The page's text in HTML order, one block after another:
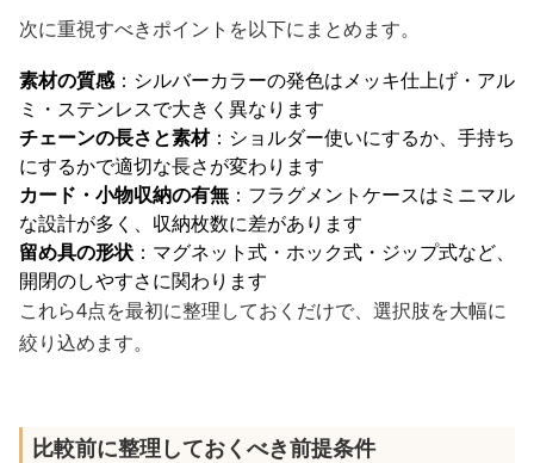
次に重視すべきポイントを以下にまとめます。
素材の質感：シルバーカラーの発色はメッキ仕上げ・アル
ミ・ステンレスで大きく異なります
チェーンの長さと素材：ショルダー使いにするか、手持ち
にするかで適切な長さが変わります
カード・小物収納の有無 ：フラグメントケースはミニマル
な設計が多く、収納枚数に差があります
留め具の形状 ：マグネット式・ホック式・ジップ式など、
開閉のしやすさに関わります
これら4点を最初に整理しておくだけで、選択肢を大幅に
絞り込めます。
比較前に整理しておくべき前提条件